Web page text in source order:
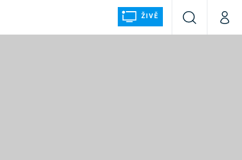
ŽIVĚ
VyhledáváníMůj